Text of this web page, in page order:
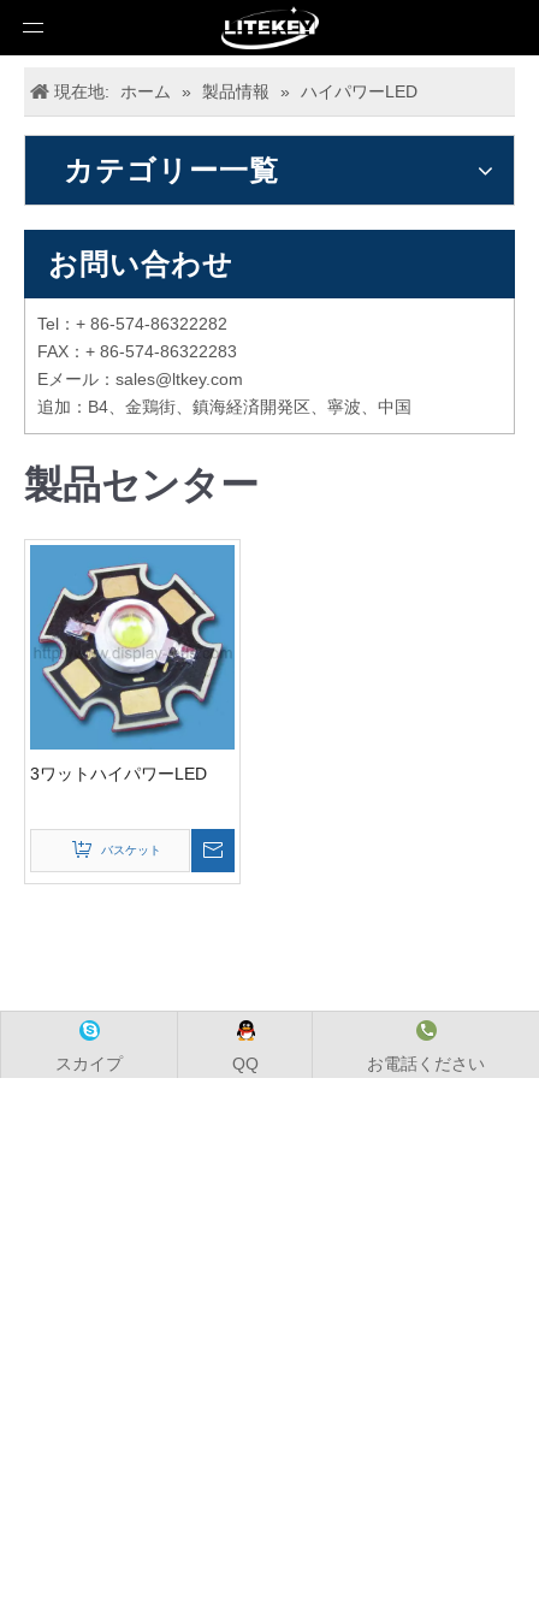
現在地: ホーム » 製品情報 » ハイパワーLED
カテゴリー一覧
お問い合わせ
Tel：+ 86-574-86322282
FAX：+ 86-574-86322283
Eメール： sales@ltkey.com
追加：B4、金鶏街、鎮海経済開発区、寧波、中国
製品センター
3ワットハイパワーLED
バスケット
スカイプ QQ お電話ください